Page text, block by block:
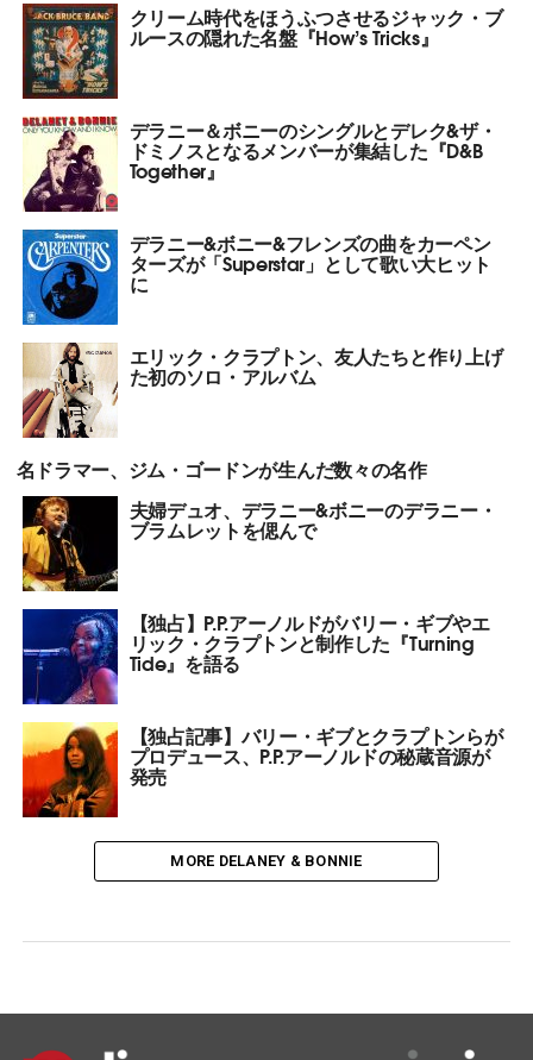
クリーム時代をほうふつさせるジャック・ブ
ルースの隠れた名盤『How’s Tricks』
デラニー＆ボニーのシングルとデレク&ザ・
ドミノスとなるメンバーが集結した『D&B
Together』
デラニー&ボニー&フレンズの曲をカーペン
ターズが「Superstar」として歌い大ヒット
に
エリック・クラプトン、友人たちと作り上げ
た初のソロ・アルバム
名ドラマー、ジム・ゴードンが生んだ数々の名作
夫婦デュオ、デラニー&ボニーのデラニー・
ブラムレットを偲んで
【独占】P.P.アーノルドがバリー・ギブやエ
リック・クラプトンと制作した『Turning
Tide』を語る
【独占記事】バリー・ギブとクラプトンらが
プロデュース、P.P.アーノルドの秘蔵音源が
発売
MORE DELANEY & BONNIE